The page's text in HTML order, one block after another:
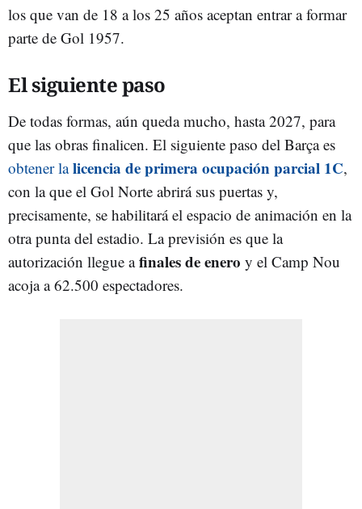
los que van de 18 a los 25 años aceptan entrar a formar
parte de Gol 1957.
El siguiente paso
De todas formas, aún queda mucho, hasta 2027, para
que las obras finalicen. El siguiente paso del Barça es
obtener lalicencia de primera ocupación parcial 1C,
con la que el Gol Norte abrirá sus puertas y,
precisamente, se habilitará el espacio de animación en la
otra punta del estadio. La previsión es que la
autorización llegue afinales de enero y el Camp Nou
acoja a 62.500 espectadores.